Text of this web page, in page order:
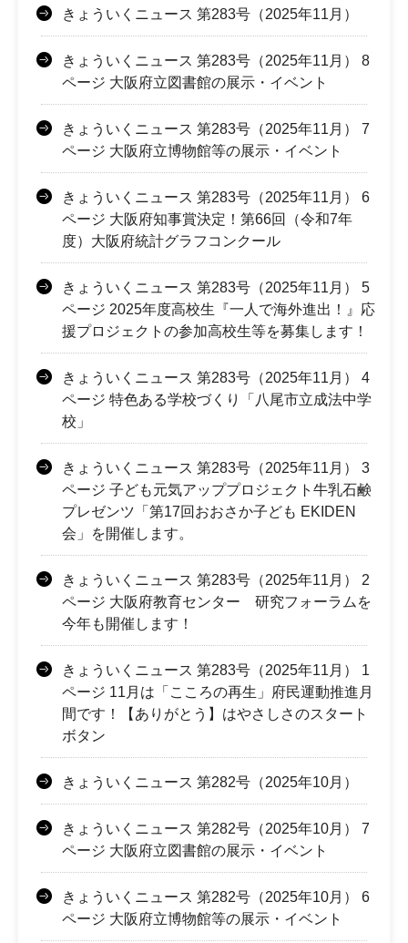
きょういくニュース 第283号（2025年11月）
きょういくニュース 第283号（2025年11月） 8
ページ 大阪府立図書館の展示・イベント
きょういくニュース 第283号（2025年11月） 7
ページ 大阪府立博物館等の展示・イベント
きょういくニュース 第283号（2025年11月） 6
ページ 大阪府知事賞決定！第66回（令和7年
度）大阪府統計グラフコンクール
きょういくニュース 第283号（2025年11月） 5
ページ 2025年度高校生『一人で海外進出！』応
援プロジェクトの参加高校生等を募集します！
きょういくニュース 第283号（2025年11月） 4
ページ 特色ある学校づくり「八尾市立成法中学
校」
きょういくニュース 第283号（2025年11月） 3
ページ 子ども元気アッププロジェクト牛乳石鹸
プレゼンツ「第17回おおさか子ども EKIDEN
会」を開催します。
きょういくニュース 第283号（2025年11月） 2
ページ 大阪府教育センター 研究フォーラムを
今年も開催します！
きょういくニュース 第283号（2025年11月） 1
ページ 11月は「こころの再生」府民運動推進月
間です！【ありがとう】はやさしさのスタート
ボタン
きょういくニュース 第282号（2025年10月）
きょういくニュース 第282号（2025年10月） 7
ページ 大阪府立図書館の展示・イベント
きょういくニュース 第282号（2025年10月） 6
ページ 大阪府立博物館等の展示・イベント